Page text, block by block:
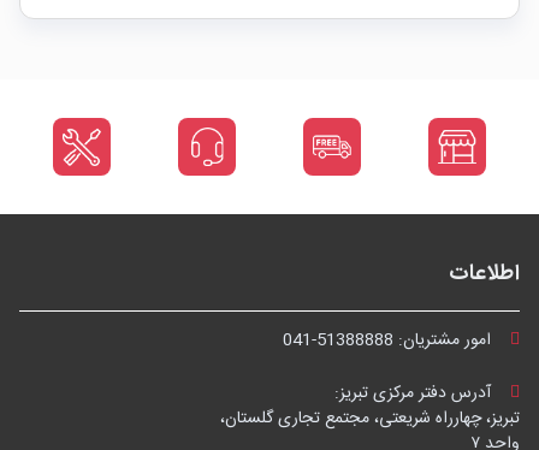
اطلاعات
امور مشتریان: 041-51388888
آدرس دفتر مرکزی تبریز:
تبریز، چهارراه شریعتی، مجتمع تجاری گلستان،
واحد ۷